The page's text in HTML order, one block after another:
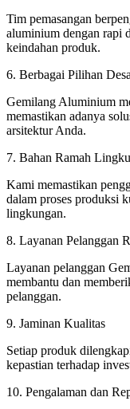
Tim pemasangan
aluminium dengan rapi
keindahan produk.
6. Berbagai Pilihan
Gemilang Aluminium
memastikan adanya
arsitektur Anda.
7. Bahan Ramah
Kami memastikan
dalam proses produksi
lingkungan.
8. Layanan Pelanggan
Layanan pelanggan
membantu dan
pelanggan.
9. Jaminan Kualitas
Setiap produk
kepastian terhadap
10. Pengalaman dan